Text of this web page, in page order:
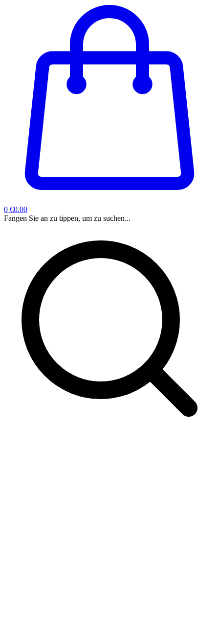
0 €0.00
Fangen Sie an zu tippen, um zu suchen...